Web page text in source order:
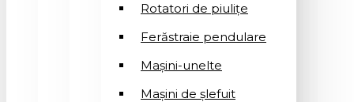
Rotatori de piuliţe
Ferăstraie pendulare
Mașini-unelte
Mașini de șlefuit